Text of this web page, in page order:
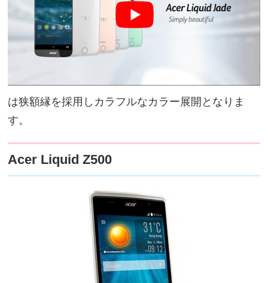
は狭額縁を採用しカラフルなカラー展開となりま
す。
Acer Liquid Z500